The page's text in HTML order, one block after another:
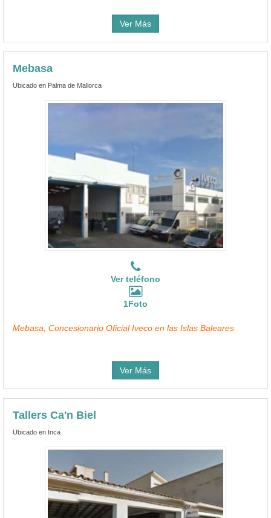
Ver Más
Mebasa
Ubicado en Palma de Mallorca
Ver teléfono
1Foto
Mebasa, Concesionario Oficial Iveco en las Islas Baleares
Ver Más
Tallers Ca'n Biel
Ubicado en Inca